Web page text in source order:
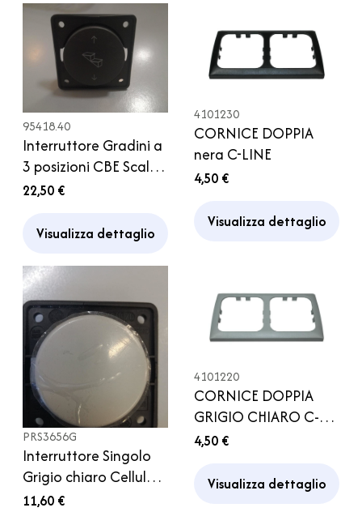
95418.40
Interruttore Gradini a
3 posizioni CBE Scala
Gradino Camper
22,50 €
Visualizza dettaglio
4101230
CORNICE DOPPIA
nera C-LINE
4,50 €
Visualizza dettaglio
PRS3656G
Interruttore Singolo
Grigio chiaro Cellula
Camper Caravan
11,60 €
4101220
CORNICE DOPPIA
GRIGIO CHIARO C-
LINE
4,50 €
Visualizza dettaglio